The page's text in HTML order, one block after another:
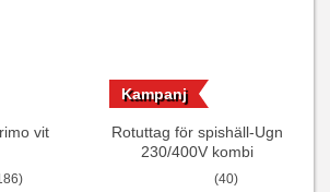
vit
Rotuttag för spishäll-Ugn
230/400V kombi
(40)
Kampanj